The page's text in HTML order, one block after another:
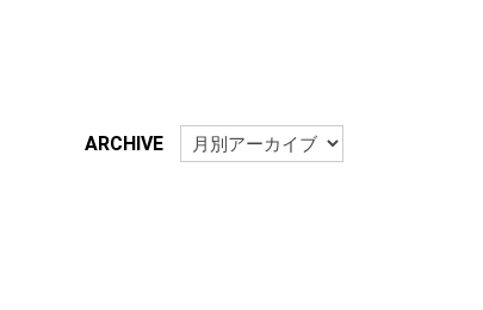
ARCHIVE